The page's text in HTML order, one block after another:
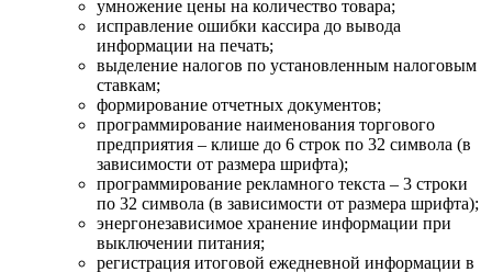
умножение цены на количество товара;
исправление ошибки кассира до вывода
информации на печать;
выделение налогов по установленным налоговым
ставкам;
формирование отчетных документов;
программирование наименования торгового
предприятия – клише до 6 строк по 32 символа (в
зависимости от размера шрифта);
программирование рекламного текста – 3 строки
по 32 символа (в зависимости от размера шрифта);
энергонезависимое хранение информации при
выключении питания;
регистрация итоговой ежедневной информации в